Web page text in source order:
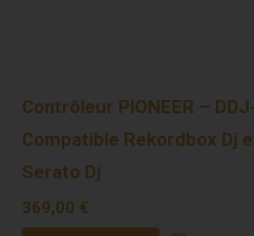
Contrôleur PIONEER –
Compatible Rekordbox Dj
Serato Dj
369,00 €